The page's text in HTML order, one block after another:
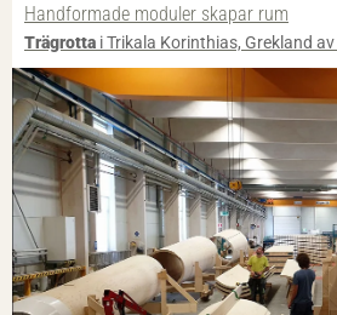
Handformade moduler skapar rum
Trägrotta i Trikala Korinthias, Grekland av